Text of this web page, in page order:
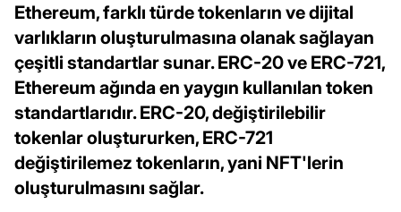
Ethereum, farklı türde tokenların ve dijital
varlıkların oluşturulmasına olanak sağlayan
çeşitli standartlar sunar. ERC-20 ve ERC-721,
Ethereum ağında en yaygın kullanılan token
standartlarıdır. ERC-20, değiştirilebilir
tokenlar oluştururken, ERC-721
değiştirilemez tokenların, yani NFT'lerin
oluşturulmasını sağlar.